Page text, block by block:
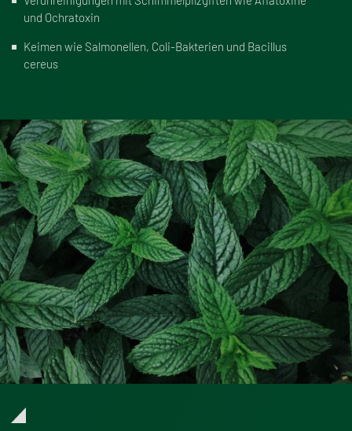
und Ochratoxin
Keimen wie Salmonellen, Coli-Bakterien und Bacillus
cereus